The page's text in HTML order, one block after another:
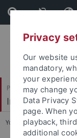
Skip
to
content
Skip
to
footer
Philosophische Fakultät
Institut für
You are here:
Privacy
Our website
mandatory,
your
may change
Data Privacy
page. When
playback,
additional